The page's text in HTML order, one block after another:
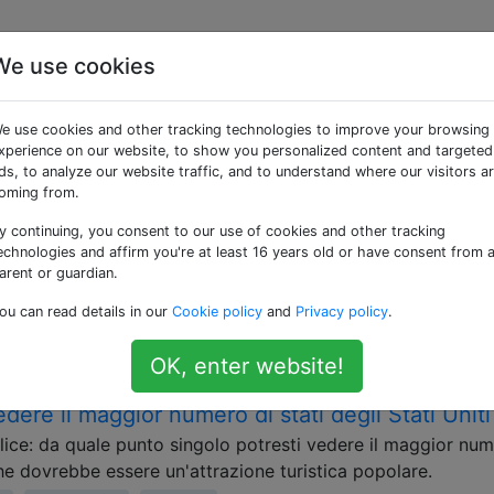
«vantage-points»
di siti o posizioni specifici.
più alto di Londra accessibile
a Londra, ma non voglio pagare alcun biglietto
noti che ristoranti e bar (o altri luoghi liberamente
momento che la loro bevanda più economica di solito è
points
il maggior numero di stati degli Stati
da quale punto singolo potresti vedere il maggior
dovrebbe essere un'attrazione turistica popolare.
use cookies
use cookies and other tracking technologies to improve your browsing
on our website, to show you personalized content and targeted
to analyze our website traffic, and to understand where our visitors
from.
continuing, you consent to our use of cookies and other tracking
and affirm you're at least 16 years old or have consent from a
or guardian.
can read details in our Cookie policy and Privacy policy.
OK, enter website!